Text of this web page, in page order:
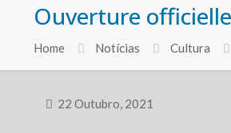
Ouverture
Home Notícias Cultura
22 Outubro, 2021